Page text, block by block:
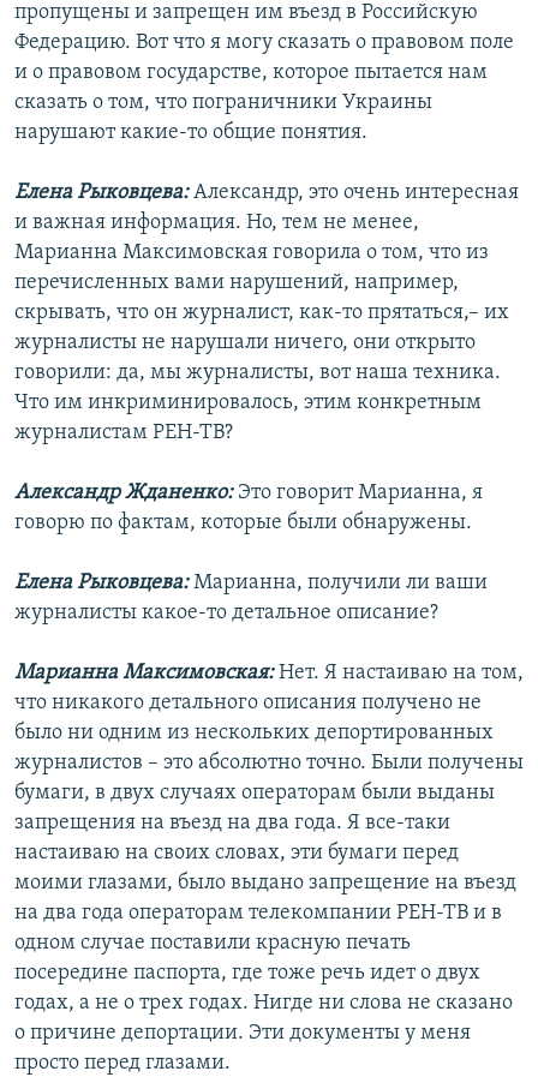
пропущены и запрещен им въезд в Российскую
Федерацию. Вот что я могу сказать о правовом поле
и о правовом государстве, которое пытается нам
сказать о том, что пограничники Украины
нарушают какие-то общие понятия.
Елена Рыковцева:Александр, это очень интересная
и важная информация. Но, тем не менее,
Марианна Максимовская говорила о том, что из
перечисленных вами нарушений, например,
скрывать, что он журналист, как-то прятаться,– их
журналисты не нарушали ничего, они открыто
говорили: да, мы журналисты, вот наша техника.
Что им инкриминировалось, этим конкретным
журналистам РЕН-ТВ?
Александр Жданенко: Это говорит Марианна, я
говорю по фактам, которые были обнаружены.
Елена Рыковцева:Марианна, получили ли ваши
журналисты какое-то детальное описание?
Марианна Максимовская:Нет. Я настаиваю на том,
что никакого детального описания получено не
было ни одним из нескольких депортированных
журналистов – это абсолютно точно. Были получены
бумаги, в двух случаях операторам были выданы
запрещения на въезд на два года. Я все-таки
настаиваю на своих словах, эти бумаги перед
моими глазами, было выдано запрещение на въезд
на два года операторам телекомпании РЕН-ТВ и в
одном случае поставили красную печать
посередине паспорта, где тоже речь идет о двух
годах, а не о трех годах. Нигде ни слова не сказано
о причине депортации. Эти документы у меня
просто перед глазами.